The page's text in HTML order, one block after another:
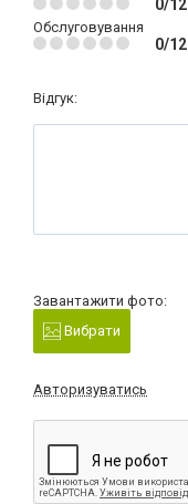
0/12
Обслуговування
0/12
Відгук:
Завантажити фото:
Вибрати
Авторизуватись